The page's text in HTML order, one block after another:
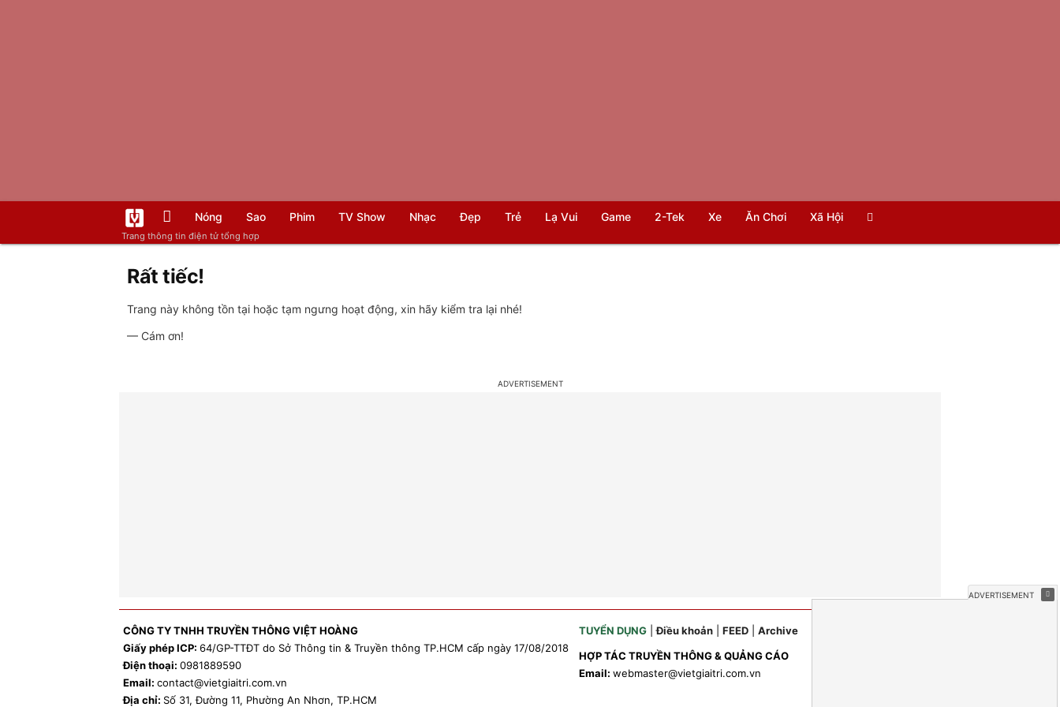
Trang thông tin điện tử tổng hợp
Nóng Sao Phim TV Show Nhạc Đẹp Trẻ Lạ Vui Game 2-Tek Xe Ăn Chơi Xã Hội
Rất tiếc!
Trang này không tồn tại hoặc tạm ngưng hoạt động, xin hãy kiểm tra lại nhé!
— Cám ơn!
CÔNG TY TNHH TRUYỀN THÔNG VIỆT HOÀNG
Giấy phép ICP: 64/GP-TTĐT do Sở Thông tin & Truyền thông TP.HCM cấp ngày 17/08/2018
Điện thoại: 0981889590
Email: contact@vietgiaitri.com.vn
Địa chỉ: Số 31, Đường 11, Phường An Nhơn, TP.HCM
TUYỂN DỤNG|Điều khoản| FEED| Archive
HỢP TÁC TRUYỀN THÔNG & QUẢNG CÁO
Email: webmaster@vietgiaitri.com.vn